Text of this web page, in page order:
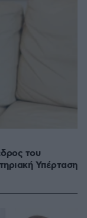
του
Υπέρταση